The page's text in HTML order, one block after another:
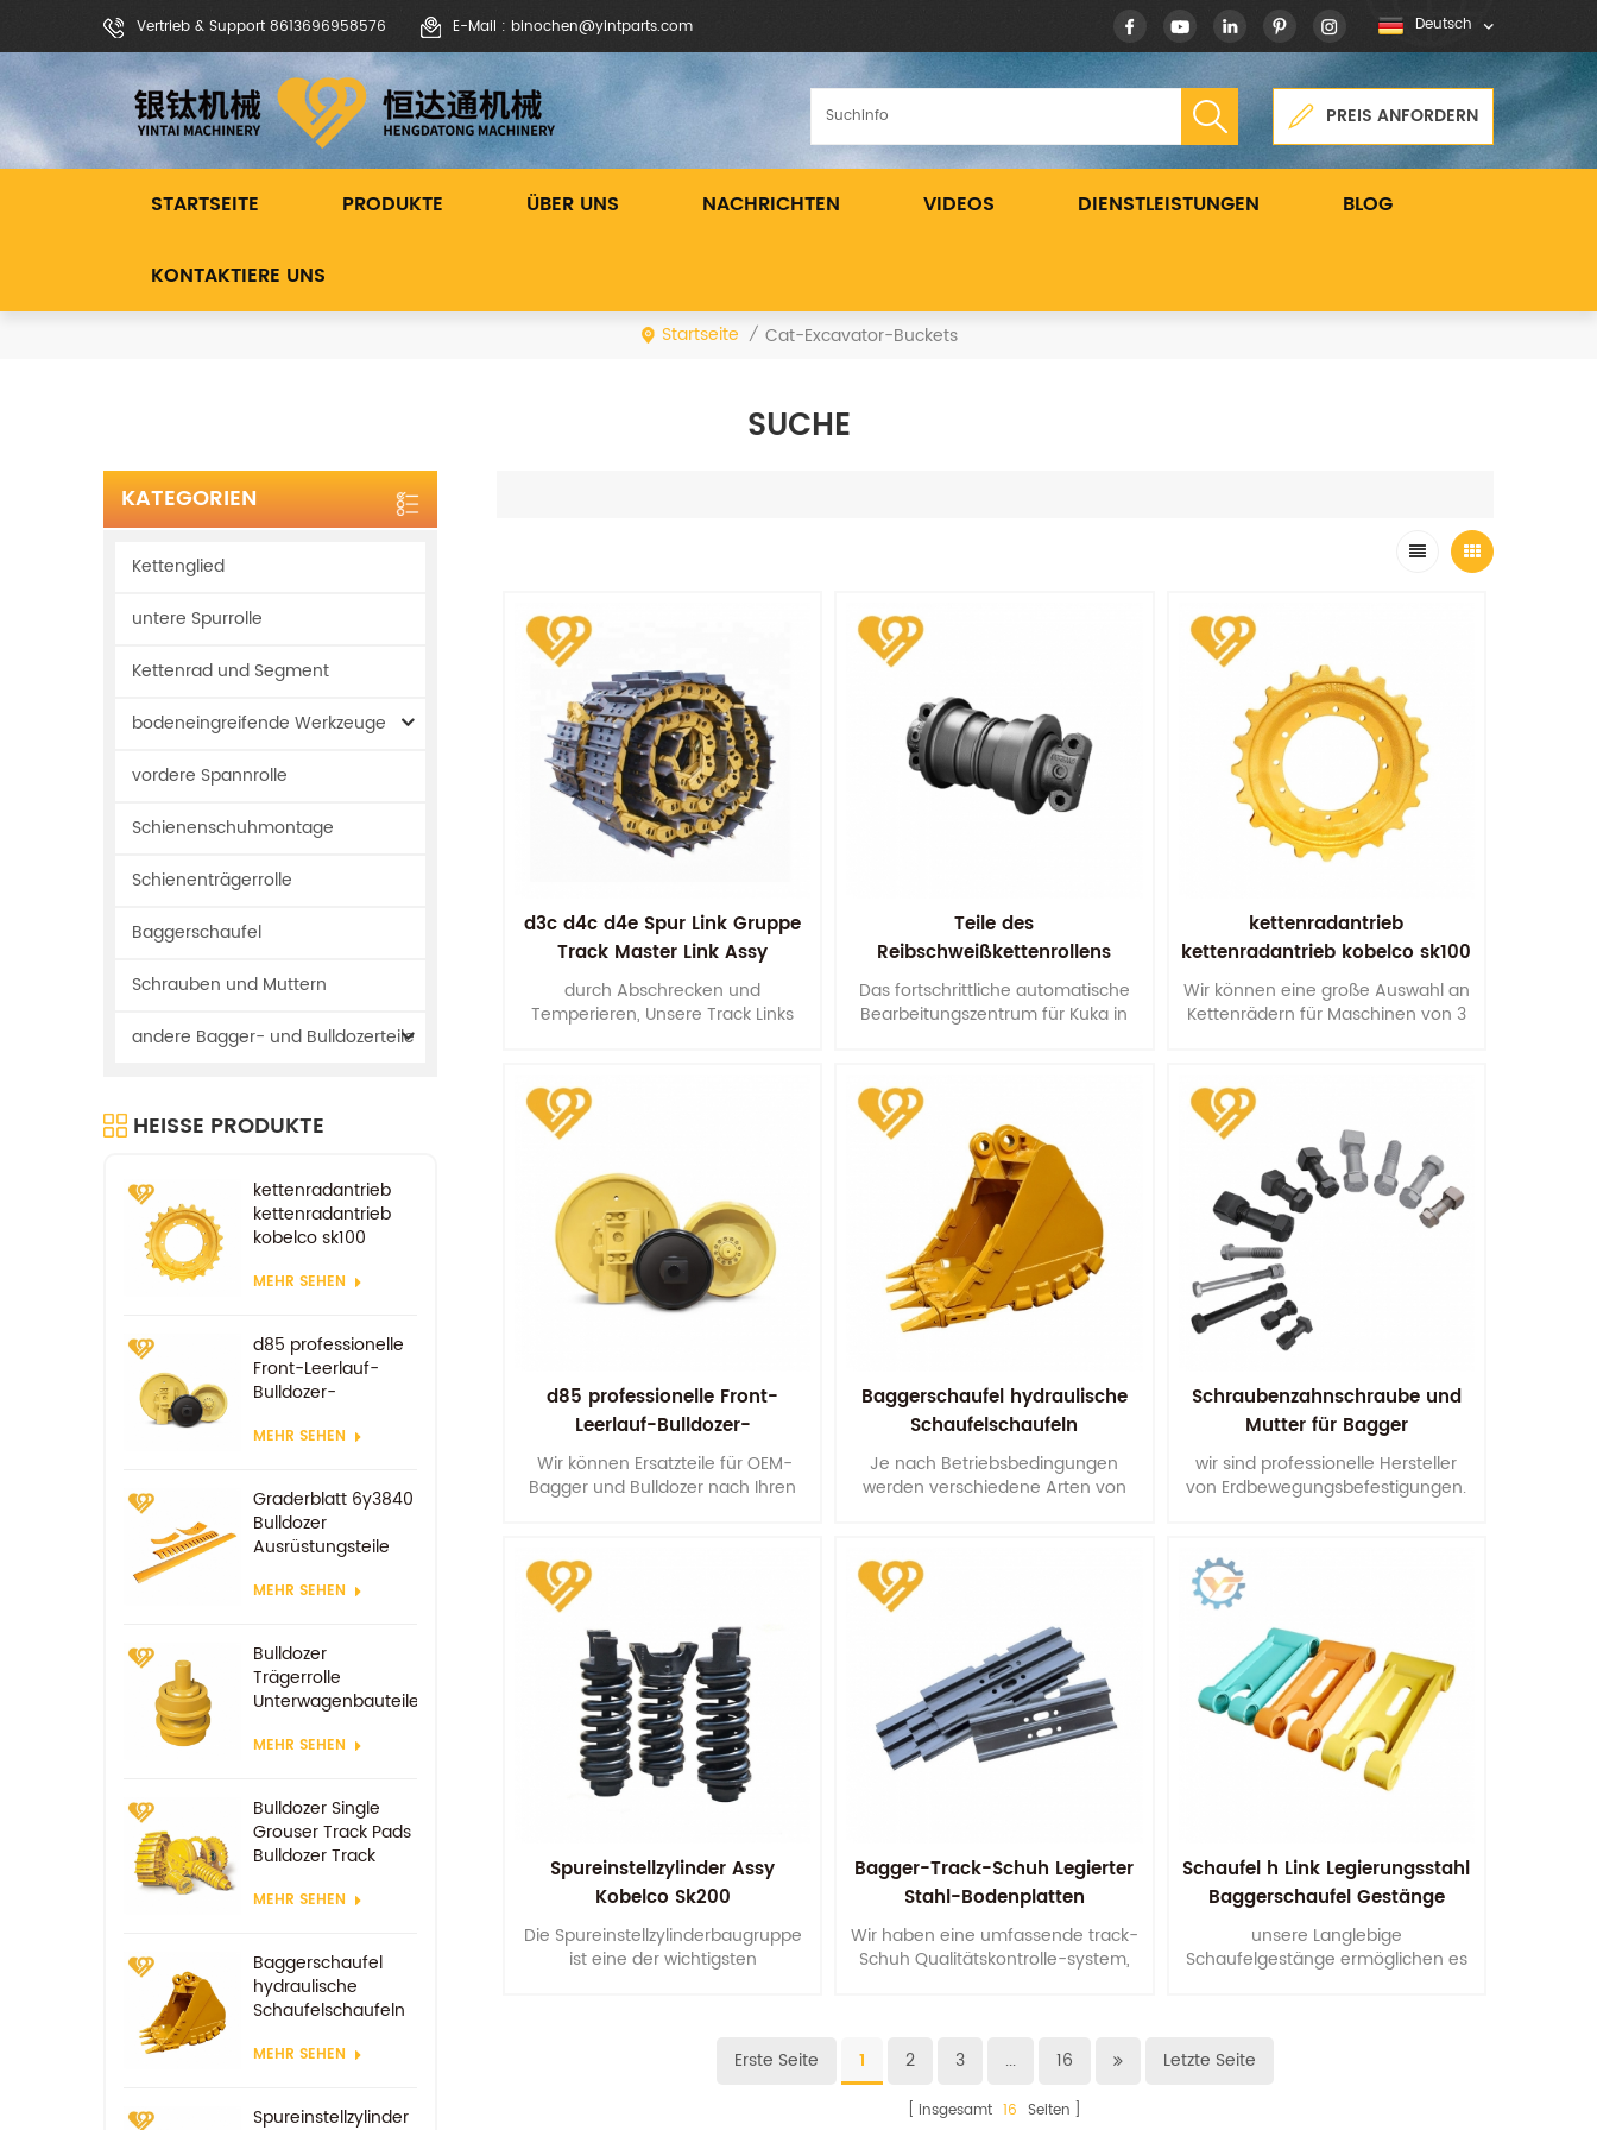
Vertrieb & Support 8613696958576 E-Mail : binochen@yintparts.com Deutsch
PREIS ANFORDERN
STARTSEITE PRODUKTE ÜBER UNS NACHRICHTEN VIDEOS DIENSTLEISTUNGEN BLOG
KONTAKTIERE UNS
Startseite / Cat-Excavator-Buckets
SUCHE
KATEGORIEN
Kettenglied
untere Spurrolle
Kettenrad und Segment
bodeneingreifende Werkzeuge
vordere Spannrolle
Schienenschuhmontage
Schienenträgerrolle
Baggerschaufel
Schrauben und Muttern
andere Bagger- und Bulldozerteile
HEISSE PRODUKTE
kettenradantrieb
kettenradantrieb
kobelco sk100
fahrradersatzteile
MEHR SEHEN
d85 professionelle
Front-Leerlauf-
Bulldozer-
MEHR SEHEN
Graderblatt 6y3840
Bulldozer
Ausrüstungsteile
MEHR SEHEN
Bulldozer
Trägerrolle
Unterwagenbauteile
MEHR SEHEN
Bulldozer Single
Grouser Track Pads
Bulldozer Track
MEHR SEHEN
Baggerschaufel
hydraulische
Schaufelschaufeln
MEHR SEHEN
Spureinstellzylinder
d3c d4c d4e Spur Link Gruppe
Track Master Link Assy
durch Abschrecken und
Temperieren, Unsere Track Links
Teile des
Reibschweißkettenrollens
Das fortschrittliche automatische
Bearbeitungszentrum für Kuka in
Montageabmessungen. Dies
maximiert die Lebensdauer unserer
Laufrollen.
kettenradantrieb
kettenradantrieb kobelco sk100
sk200 fahrradersatzteile
Wir können eine große Auswahl an
Kettenrädern für Maschinen von 3
d85 professionelle Front-
Leerlauf-Bulldozer-
Komponenten
Wir können Ersatzteile für OEM-
Bagger und Bulldozer nach Ihren
Baggerschaufel hydraulische
Schaufelschaufeln
Je nach Betriebsbedingungen
werden verschiedene Arten von
und Spannungsmerkmalen usw.
Schraubenzahnschraube und
Mutter für Bagger
wir sind professionelle Hersteller
von Erdbewegungsbefestigungen.
Spureinstellzylinder Assy
Kobelco Sk200
Die Spureinstellzylinderbaugruppe
ist eine der wichtigsten
Bagger-Track-Schuh Legierter
Stahl-Bodenplatten
Wir haben eine umfassende track-
Schuh Qualitätskontrolle-system,
Schaufel h Link Legierungsstahl
Baggerschaufel Gestänge
unsere Langlebige
Schaufelgestänge ermöglichen es
Erste Seite
1 2 3 ... 16 Letzte Seite
insgesamt 16 Seiten